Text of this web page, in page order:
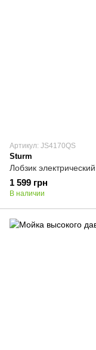
Артикул: JS4170QS
Sturm
Лобзик
1 599 грн
В наличии